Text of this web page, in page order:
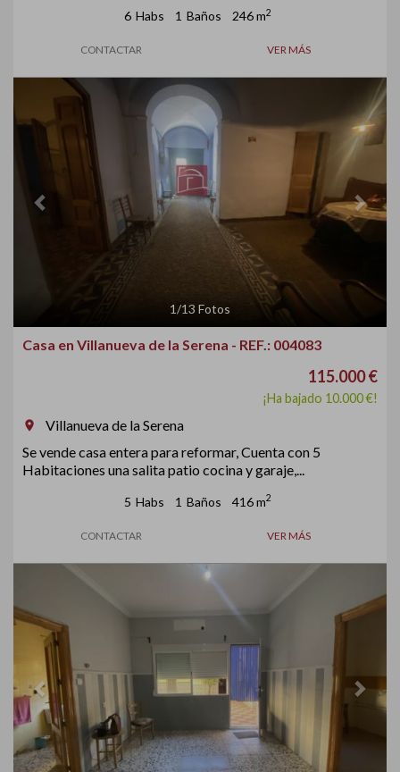
6 Habs 1 Baños 246 m2
CONTACTAR VER MÁS
Previous Next
1/13 Fotos
Casa en Villanueva de la Serena - REF.: 004083
115.000 €
¡Ha bajado 10.000 €!
room
Villanueva de la Serena
Se vende casa entera para reformar, Cuenta con 5
Habitaciones una salita patio cocina y garaje,...
5 Habs 1 Baños 416 m2
CONTACTAR VER MÁS
Previous